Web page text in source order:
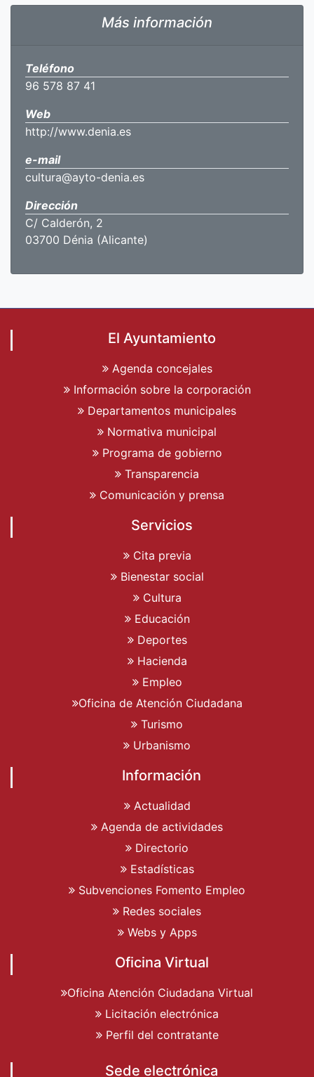
Más información
Teléfono
96 578 87 41
Web
http://www.denia.es
e-mail
cultura@ayto-denia.es
Dirección
C/ Calderón, 2
03700 Dénia (Alicante)
El Ayuntamiento
Agenda concejales
Información sobre la corporación
Departamentos municipales
Normativa municipal
Programa de gobierno
Transparencia
Comunicación y prensa
Servicios
Cita previa
Bienestar social
Cultura
Educación
Deportes
Hacienda
Empleo
Oficina de Atención Ciudadana
Turismo
Urbanismo
Información
Actualidad
Agenda de actividades
Directorio
Estadísticas
Subvenciones Fomento Empleo
Redes sociales
Webs y Apps
Oficina Virtual
Oficina Atención Ciudadana Virtual
Licitación electrónica
Perfil del contratante
Sede electrónica